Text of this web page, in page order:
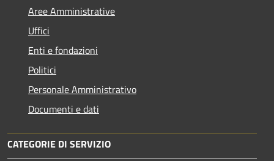
Aree Amministrative
Uffici
Enti e fondazioni
Politici
Personale Amministrativo
Documenti e dati
CATEGORIE DI SERVIZIO